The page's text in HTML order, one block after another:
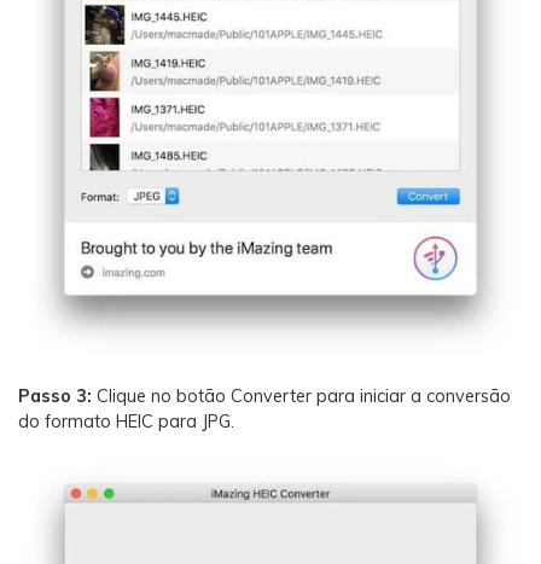
Passo 3: Clique no botão Converter para iniciar a conversão
do formato HEIC para JPG.